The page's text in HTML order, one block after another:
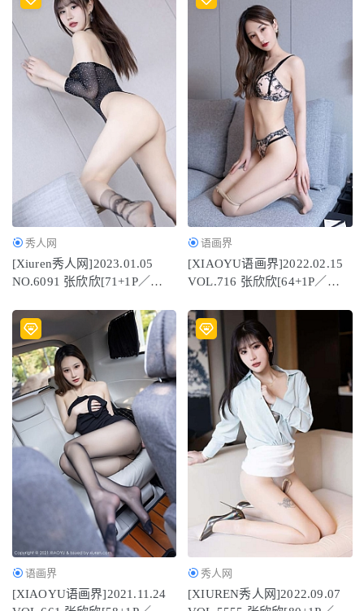
秀人网
[Xiuren秀人网]2023.01.05
NO.6091 张欣欣[71+1P／
语画界
[XIAOYU语画界]2022.02.15
VOL.716 张欣欣[64+1P／
语画界
[XIAOYU语画界]2021.11.24
秀人网
[XIUREN秀人网]2022.09.07